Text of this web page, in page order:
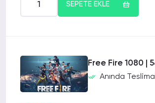
SEPETE EKLE
Free Fire 1080 |
Anında